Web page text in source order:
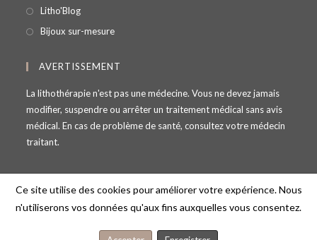
Litho'Blog
Bijoux sur-mesure
AVERTISSEMENT
La lithothérapie n'est pas une médecine. Vous ne devez jamais
modifier, suspendre ou arrêter un traitement médical sans avis
médical. En cas de problème de santé, consultez votre médecin
traitant.
contact@lithosmose.fr
Ce site utilise des cookies pour améliorer votre expérience. Nous
n'utiliserons vos données qu'aux fins auxquelles vous consentez.